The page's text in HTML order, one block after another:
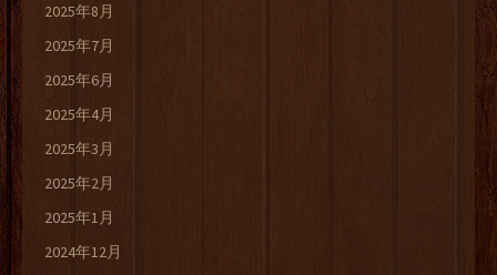
2025年8月
2025年7月
2025年6月
2025年4月
2025年3月
2025年2月
2025年1月
2024年12月